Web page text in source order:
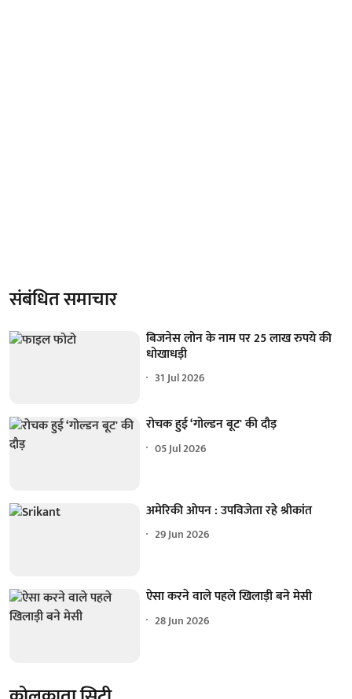
संबंधित समाचार
बिजनेस लोन के नाम पर 25 लाख रुपये की
धोखाधड़ी
31 Jul 2026
रोचक हुई ‘गोल्डन बूट' की दौड़
05 Jul 2026
अमेरिकी ओपन : उपविजेता रहे श्रीकांत
29 Jun 2026
ऐसा करने वाले पहले खिलाड़ी बने मेसी
28 Jun 2026